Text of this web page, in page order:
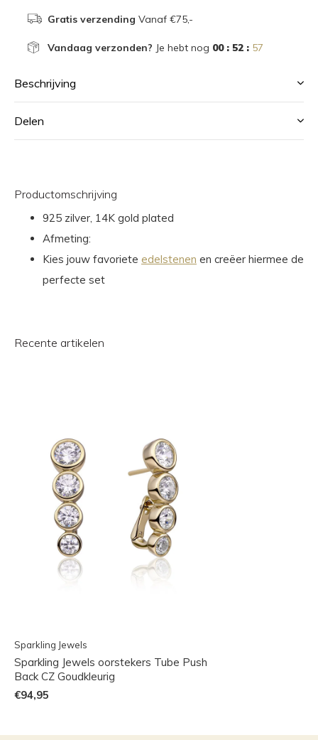
Gratis verzending Vanaf €75,-
Vandaag verzonden? Je hebt nog 00 : 52 : 55
Beschrijving
Delen
Productomschrijving
925 zilver, 14K gold plated
Afmeting:
Kies jouw favoriete edelstenen en creëer hiermee de
perfecte set
Recente artikelen
Sparkling Jewels
Sparkling Jewels oorstekers Tube Push
Back CZ Goudkleurig
€94,95